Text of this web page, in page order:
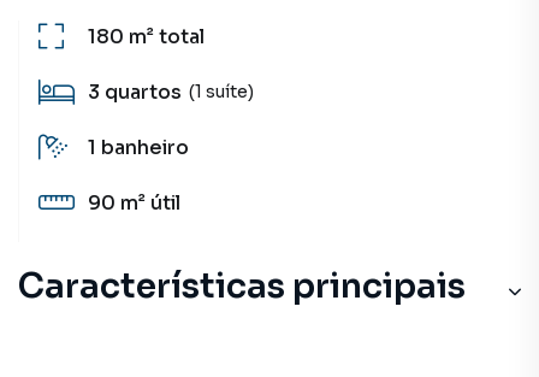
180 m²total
3 quartos (1 suíte)
1 banheiro
90 m² útil
Características principais